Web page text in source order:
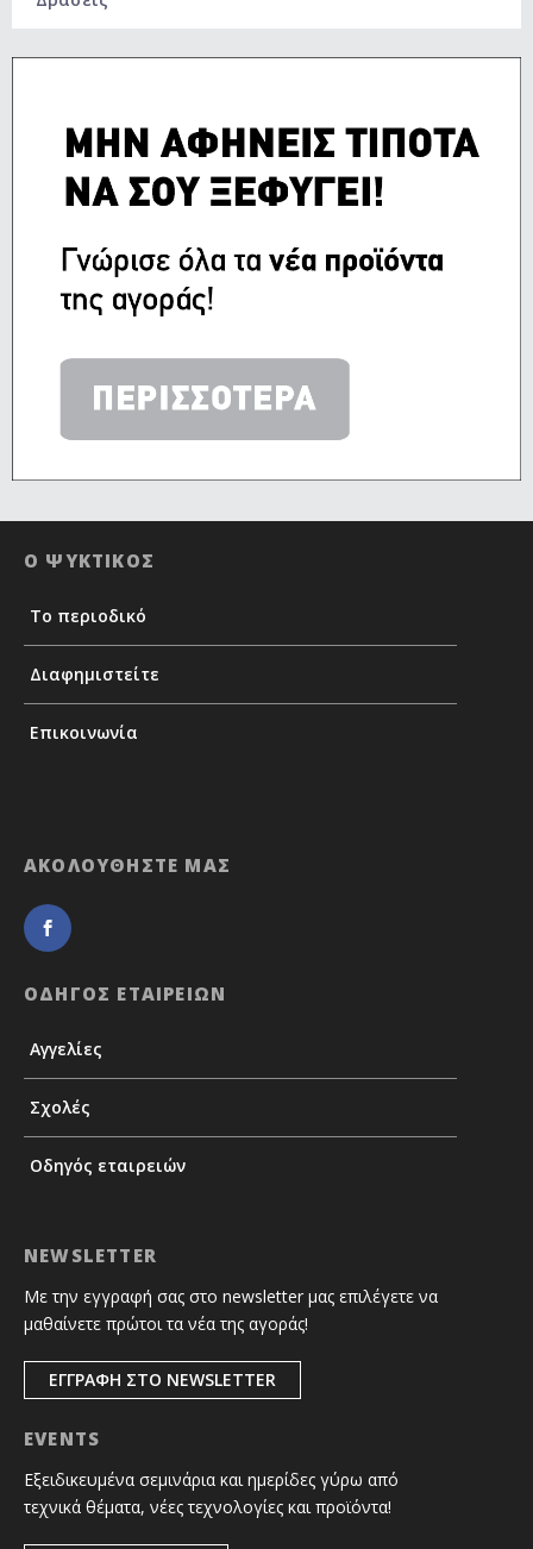
Ο ΨΥΚΤΙΚΟΣ
Το περιοδικό
Διαφημιστείτε
Επικοινωνία
ΑΚΟΛΟΥΘΗΣΤΕ ΜΑΣ
ΟΔΗΓΟΣ ΕΤΑΙΡΕΙΩΝ
Αγγελίες
Σχολές
Οδηγός εταιρειών
NEWSLETTER
Με την εγγραφή σας στο newsletter μας επιλέγετε να
μαθαίνετε πρώτοι τα νέα της αγοράς!
ΕΓΓΡΑΦΗ ΣΤΟ NEWSLETTER
EVENTS
Εξειδικευμένα σεμινάρια και ημερίδες γύρω από
τεχνικά θέματα, νέες τεχνολογίες και προϊόντα!